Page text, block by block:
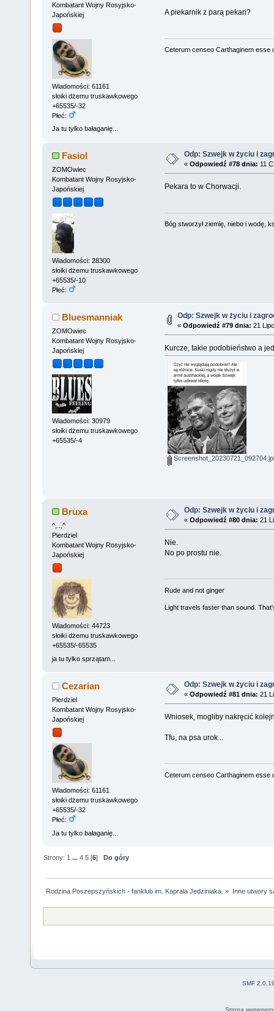
Kombatant Wojny Rosyjsko-
Japońskiej
Wiadomości: 61161
słoiki dżemu truskawkowego
+65535/-32
Płeć:
Ja tu tylko bałaganię...
A piekarnik z parą pekari?
Ceterum censeo Carthaginem esse
Fasiol
ZOMOwiec
Kombatant Wojny Rosyjsko-
Japońskiej
Wiadomości: 28300
słoiki dżemu truskawkowego
+65535/-10
Płeć:
Odp: Szwejk w życiu i
« Odpowiedź #78 dnia: 11
Pekara to w Chorwacji.
Bóg stworzył ziemię, niebo i wodę,
Bluesmanniak
ZOMOwiec
Kombatant Wojny Rosyjsko-
Japońskiej
Wiadomości: 30979
słoiki dżemu truskawkowego
+65535/-4
Odp: Szwejk w życiu i
« Odpowiedź #79 dnia: 21
Kurcze, takie podobieństwo a
Bruxa
^,..,^
Pierdziel
Kombatant Wojny Rosyjsko-
Japońskiej
Wiadomości: 44723
słoiki dżemu truskawkowego
+65535/-65535
ja tu tylko sprzątam...
Odp: Szwejk w życiu i
« Odpowiedź #80 dnia: 21
Nie.
No po prostu nie.
Rude and not ginger
Light travels faster than sound.
Cezarian
Pierdziel
Kombatant Wojny Rosyjsko-
Japońskiej
Wiadomości: 61161
słoiki dżemu truskawkowego
+65535/-32
Płeć:
Ja tu tylko bałaganię...
Odp: Szwejk w życiu i
« Odpowiedź #81 dnia: 21
Wniosek, mogliby nakręcić
Tfu, na psa urok...
Ceterum censeo Carthaginem esse
Strony: 1 ...4 5 [6]Do góry
Rodzina Poszepszyńskich - fanklub im. Kaprala Jedziniaka. » Inne utwory
SMF
Strona